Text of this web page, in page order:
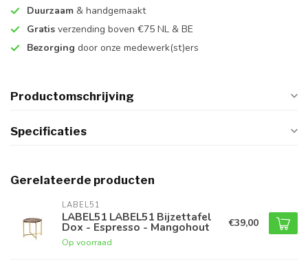
Duurzaam & handgemaakt
Gratis verzending boven €75 NL & BE
Bezorging door onze medewerk(st)ers
Productomschrijving
Specificaties
Gerelateerde producten
LABEL51
LABEL51 LABEL51 Bijzettafel
Dox - Espresso - Mangohout
Op voorraad
€39,00